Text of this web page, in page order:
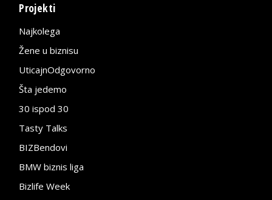
Projekti
Najkolega
Žene u biznisu
UticajnOdgovorno
Šta jedemo
30 ispod 30
Tasty Talks
BIZBendovi
BMW biznis liga
Bizlife Week